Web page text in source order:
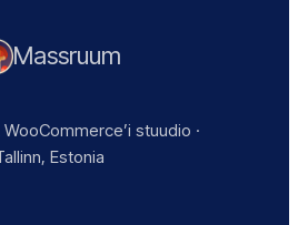
Massruum
stuudio ·
Estonia